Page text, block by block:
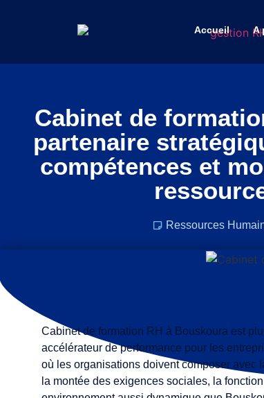
Accueil A
Cabinet de
partenaire
compétences et
Ressources
Cabinet de formation RH à Bouskoura est
accélérateur de performance pour les
où les organisations doivent composer avec
la montée des exigences sociales, la